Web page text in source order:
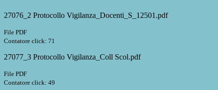
27076_2 Protocollo Vigilanza_Docenti_S_12501.pdf
File PDF
Contatore click: 71
27077_3 Protocollo Vigilanza_Coll Scol.pdf
File PDF
Contatore click: 49